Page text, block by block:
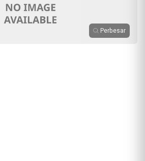
Perbesar